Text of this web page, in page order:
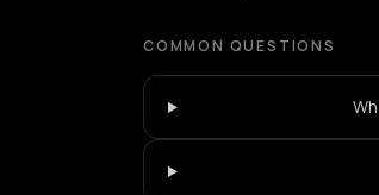
COMMON QUESTIONS